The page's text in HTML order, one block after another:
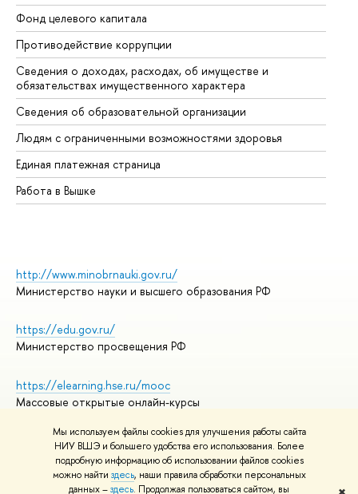
Мы используем файлы cookies для улучшения работы сайта
НИУ ВШЭ и большего удобства его использования. Более
подробную информацию об использовании файлов cookies
можно найти здесь, наши правила обработки персональных
данных –здесь. Продолжая пользоваться сайтом, вы
Фонд целевого капитала
Противодействие коррупции
Сведения о доходах, расходах, об имуществе и
обязательствах имущественного характера
Сведения об образовательной организации
Людям с ограниченными возможностями здоровья
Единая платежная страница
Работа в Вышке
http://www.minobrnauki.gov.ru/
Министерство науки и высшего образования РФ
https://edu.gov.ru/
Министерство просвещения РФ
https://elearning.hse.ru/mooc
Массовые открытые онлайн-курсы
© НИУ ВШЭ 1993–2026
Адреса и контакты
Условия использования материалов